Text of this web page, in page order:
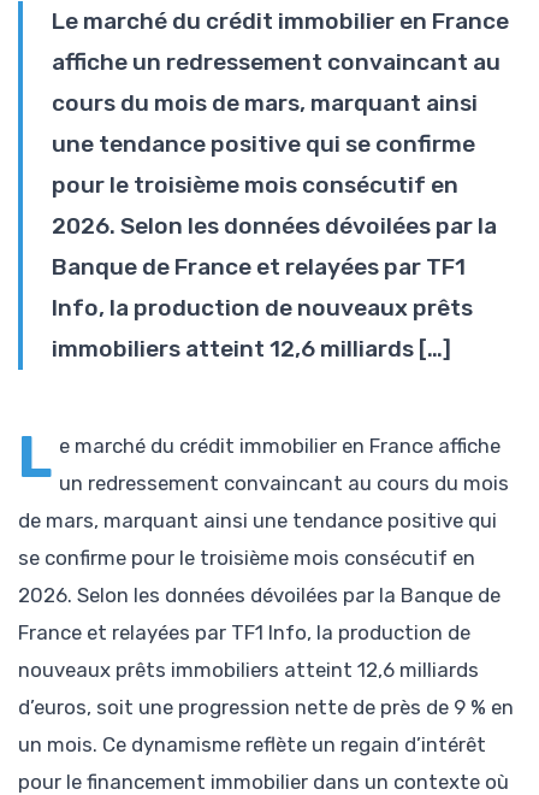
Le marché du crédit immobilier en France
affiche un redressement convaincant au
cours du mois de mars, marquant ainsi
une tendance positive qui se confirme
pour le troisième mois consécutif en
2026. Selon les données dévoilées par la
Banque de France et relayées par TF1
Info, la production de nouveaux prêts
immobiliers atteint 12,6 milliards […]
L e marché du crédit immobilier en France affiche
un redressement convaincant au cours du mois
de mars, marquant ainsi une tendance positive qui
se confirme pour le troisième mois consécutif en
2026. Selon les données dévoilées par la Banque de
France et relayées par TF1 Info, la production de
nouveaux prêts immobiliers atteint 12,6 milliards
d’euros, soit une progression nette de près de 9 % en
un mois. Ce dynamisme reflète un regain d’intérêt
pour le financement immobilier dans un contexte où